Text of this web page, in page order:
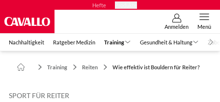
Hefte
Anmelden Menü
Nachhaltigkeit Ratgeber Medizin Training Gesundheit & Haltung
Training Reiten Wie effektiv ist Bouldern für Reiter?
SPORT FÜR REITER